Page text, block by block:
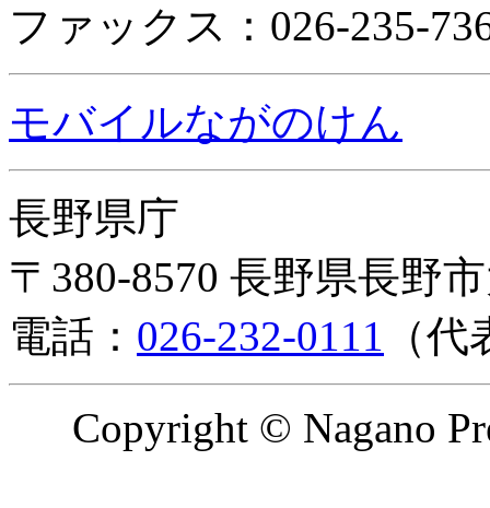
ファックス：026-235-
モバイルながのけん
長野県庁
〒380-8570 長野県長野
電話： 026-232-0111 （
Copyright © Nagano